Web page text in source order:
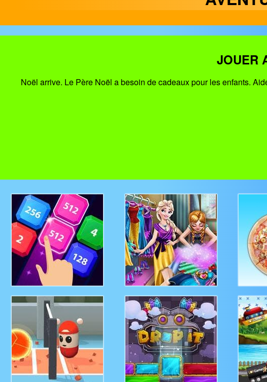
JOUER
Noël arrive. Le Père Noël a besoin de cadeaux pour les enfants.